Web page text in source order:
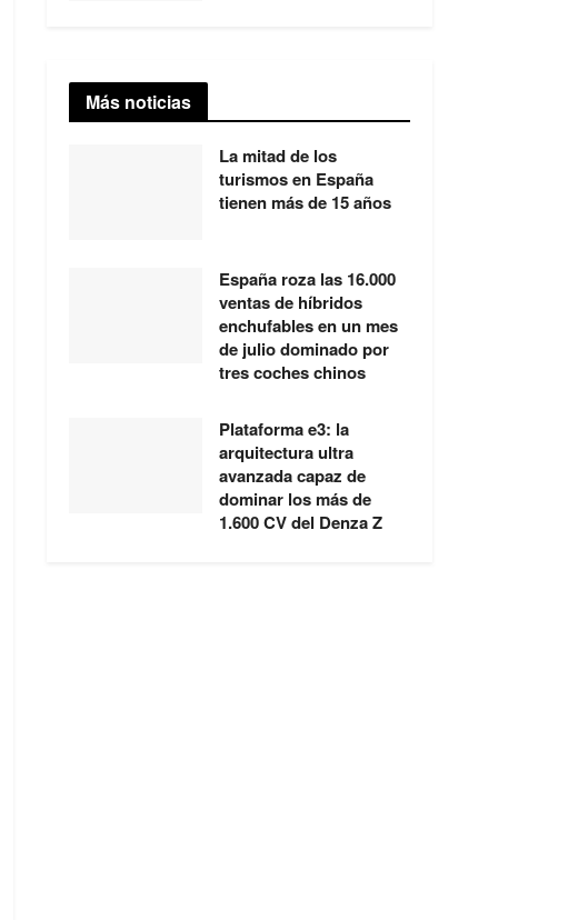
Más noticias
La mitad de los
turismos en España
tienen más de 15 años
España roza las 16.000
ventas de híbridos
enchufables en un mes
de julio dominado por
tres coches chinos
Plataforma e3: la
arquitectura ultra
avanzada capaz de
dominar los más de
1.600 CV del Denza Z